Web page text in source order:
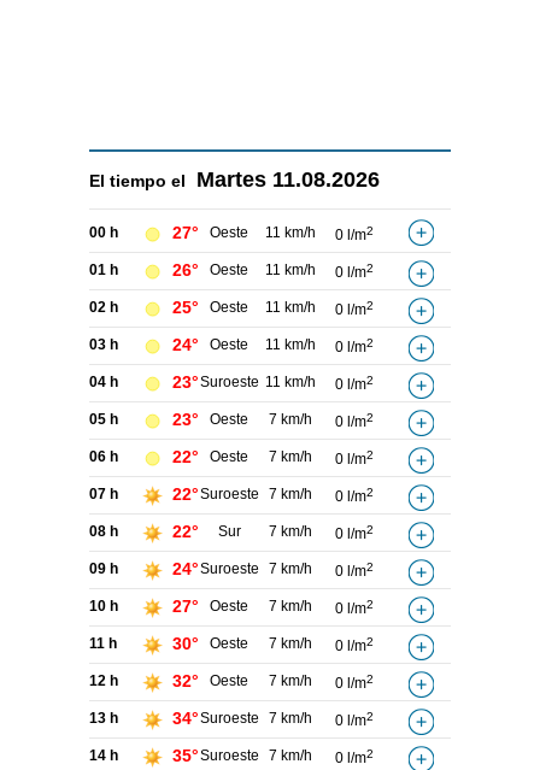
El tiempo el Martes 11.08.2026
00 h 27° Oeste 11 km/h 0 l/m2
01 h 26° Oeste 11 km/h 0 l/m2
02 h 25° Oeste 11 km/h 0 l/m2
03 h 24° Oeste 11 km/h 0 l/m2
04 h 23°Suroeste 11 km/h 0 l/m2
05 h 23° Oeste 7 km/h 0 l/m2
06 h 22° Oeste 7 km/h 0 l/m2
07 h 22°Suroeste 7 km/h 0 l/m2
08 h 22° Sur 7 km/h 0 l/m2
09 h 24°Suroeste 7 km/h 0 l/m2
10 h 27° Oeste 7 km/h 0 l/m2
11 h 30° Oeste 7 km/h 0 l/m2
12 h 32° Oeste 7 km/h 0 l/m2
13 h 34°Suroeste 7 km/h 0 l/m2
14 h 35°Suroeste 7 km/h 0 l/m2